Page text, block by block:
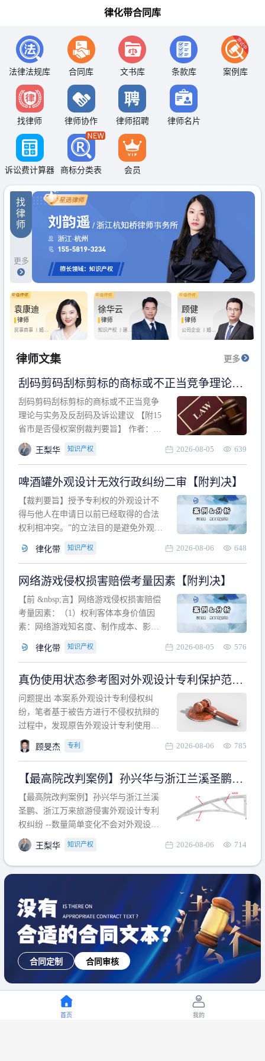
律化带合同库
法律法规库 合同库 文书库 条款库 案例库
找律师 律师协作 律师招聘 律师名片
诉讼费计算器 商标分类表 会员
找
律
师
更多
袁康迪
律师
民事商事 丨 婚姻
徐华云
律师
知识产权 丨 建设
顾健
律师
公司企业 丨婚姻
房产纠纷
律师文集 更多
刮码剪码刮标剪标的商标或不正当竞争理论与
实务及反刮码及诉讼建议 【附15省市是否侵权
案例裁判要旨】
刮码剪码刮标剪标的商标或不正当竞争
理论与实务及反刮码及诉讼建议 【附15
省市是否侵权案例裁判要旨】 作者：浙
江杭知桥律师事务所 王梨华 周靖超 【导
读】 第一部分：刮码剪码刮标剪标的商
诉讼建议 第二部分：15省市是否侵权案
例的裁判要旨 目录 第一部分、刮码剪码
刮
王梨华 知识产权 2026-08-05 639
啤酒罐外观设计无效行政纠纷二审【附判决】
【裁判要旨】授予专利权的外观设计不
得与他人在申请日以前已经取得的合法
权利相冲突。”的立法目的是避免外观设
冲突。基于此，凡是因该外观设计的实
于该款规定的规制范畴。“合法权利”不宜
作狭义解释，一般情况下，只要依法享
有的、在本专利申请日之
律化带 知识产权 2026-08-06 648
网络游戏侵权损害赔偿考量因素【附判决】
【前 &nbsp;言】网络游戏侵权损害赔偿
考量因素：（1）权利客体本身价值因
素：网络游戏知名度、制作成本、影响
利角度因素：被诉侵权游戏销售数量、
人数、活跃人数、市场占用率；（3）被
告主观因素：被告的主观恶意、是否明
知或应知、是否有
律化带 知识产权 2026-08-05 576
真伪使用状态参考图对外观设计专利保护范围
的影响
问题提出 本案系外观设计专利侵权纠
纷，笔者基于被告方进行不侵权抗辩的
过程中，发现原告外观设计专利使用状
态参考图中的外观设计与被告涉案商品
的视觉效果存在显著区别。故就使用状
保护范围确定进行了研究，将办案体会
与研究过程记录如下： 简要结论： 笔者
提出使用状态参考图应以
顾旻杰 专利 2026-08-06 785
【最高院改判案例】孙兴华与浙江兰溪圣鹏、
浙江万来旅游侵害外观设计专利权纠纷
【最高院改判案例】孙兴华与浙江兰溪
圣鹏、浙江万来旅游侵害外观设计专利
权纠纷 --数量简单变化不会对外观设计
产生视觉影响，及现有设计抗辩与专利
无效再审改判可以执行回转 【承办律
师】 王梨华 浙江杭知桥律师事务所 【案
民再2
王梨华 知识产权 2026-08-06 714
合同定制 合同审核
首页 我的